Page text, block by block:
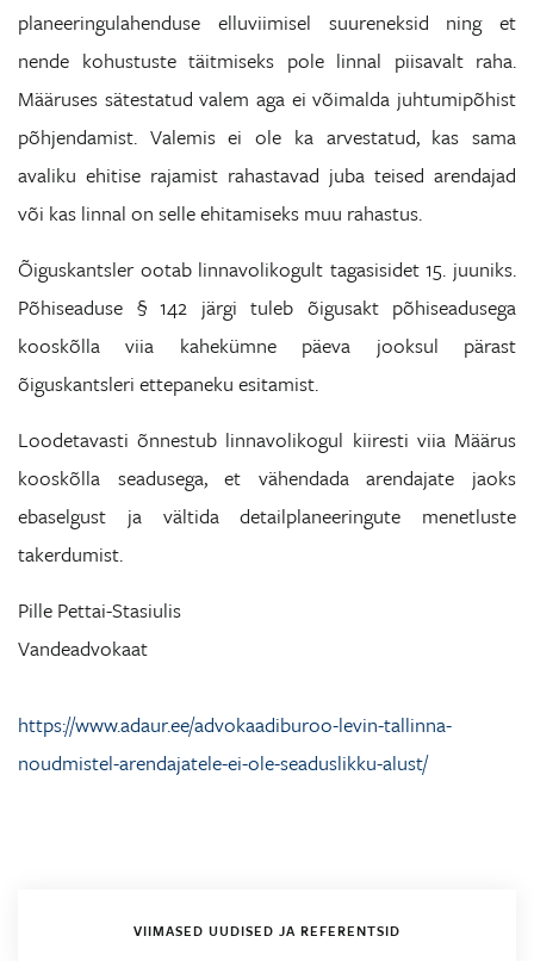
planeeringulahenduse elluviimisel suureneksid ning et
nende kohustuste täitmiseks pole linnal piisavalt raha.
Määruses sätestatud valem aga ei võimalda juhtumipõhist
põhjendamist. Valemis ei ole ka arvestatud, kas sama
avaliku ehitise rajamist rahastavad juba teised arendajad
või kas linnal on selle ehitamiseks muu rahastus.
Õiguskantsler ootab linnavolikogult tagasisidet 15. juuniks.
Põhiseaduse § 142 järgi tuleb õigusakt põhiseadusega
kooskõlla viia kahekümne päeva jooksul pärast
õiguskantsleri ettepaneku esitamist.
Loodetavasti õnnestub linnavolikogul kiiresti viia Määrus
kooskõlla seadusega, et vähendada arendajate jaoks
ebaselgust ja vältida detailplaneeringute menetluste
takerdumist.
Pille Pettai-Stasiulis
Vandeadvokaat
https://www.adaur.ee/advokaadiburoo-levin-tallinna-
noudmistel-arendajatele-ei-ole-seaduslikku-alust/
VIIMASED UUDISED JA REFERENTSID